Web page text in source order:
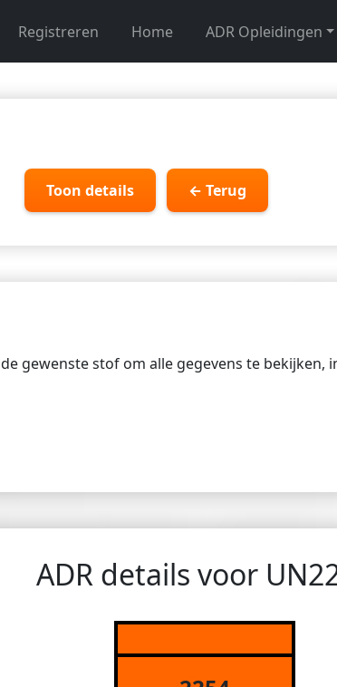
Registreren Home ADR Opleidingen
Toon details ← Terug
gewenste stof om alle gegevens te
ADR details voor